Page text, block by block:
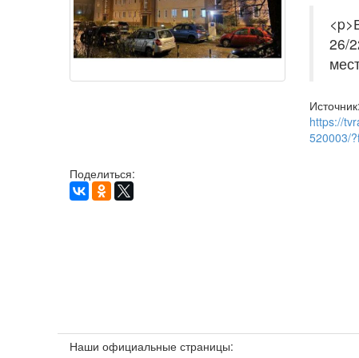
26/
https://
520003/
Поделиться:
Наши официальные страницы: